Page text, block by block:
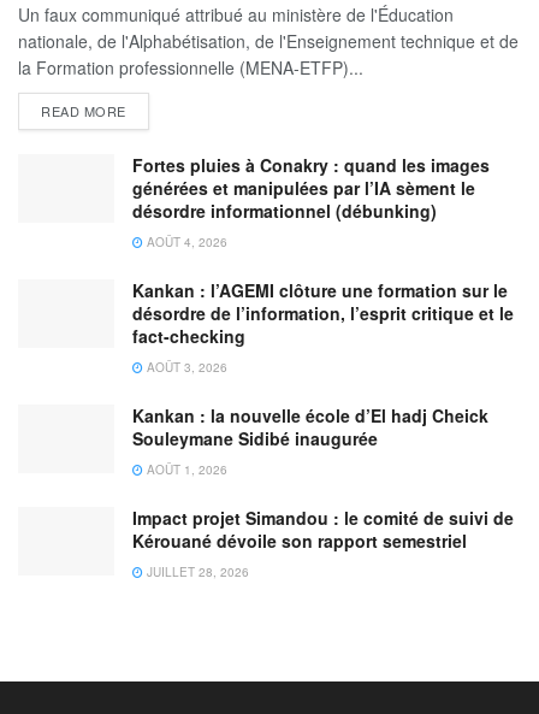
Un faux communiqué attribué au ministère de l'Éducation
nationale, de l'Alphabétisation, de l'Enseignement technique et de
la Formation professionnelle (MENA-ETFP)...
READ MORE
Fortes pluies à Conakry : quand les images
générées et manipulées par l’IA sèment le
désordre informationnel (débunking)
AOÛT 4, 2026
Kankan : l’AGEMI clôture une formation sur le
désordre de l’information, l’esprit critique et le
fact-checking
AOÛT 3, 2026
Kankan : la nouvelle école d’El hadj Cheick
Souleymane Sidibé inaugurée
AOÛT 1, 2026
Impact projet Simandou : le comité de suivi de
Kérouané dévoile son rapport semestriel
JUILLET 28, 2026